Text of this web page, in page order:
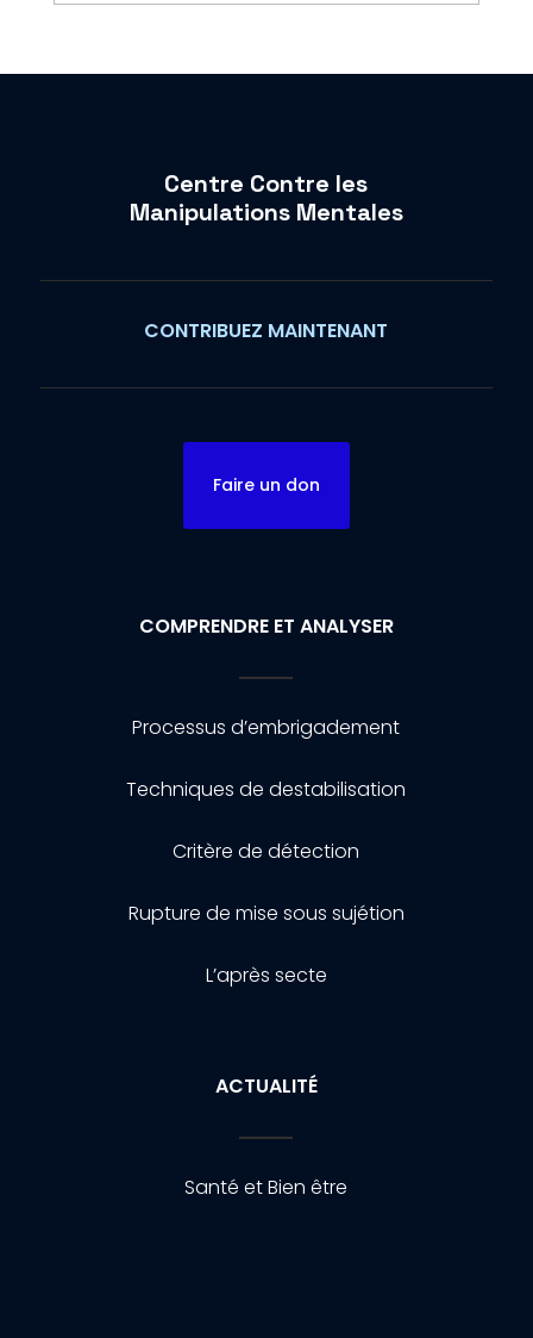
Centre Contre les
Manipulations Mentales
CONTRIBUEZ MAINTENANT
Faire un don
COMPRENDRE ET ANALYSER
Processus d’embrigadement
Techniques de destabilisation
Critère de détection
Rupture de mise sous sujétion
L’après secte
ACTUALITÉ
Santé et Bien être